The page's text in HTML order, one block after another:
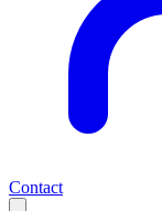
Contact